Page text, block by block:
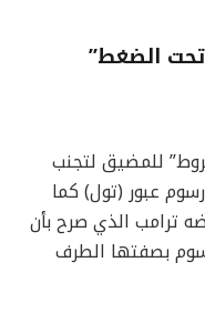
الضغط”
للمضيق لتجنب
عبور (تول) كما
ترامب الذي صرح بأن
بصفتها الطرف